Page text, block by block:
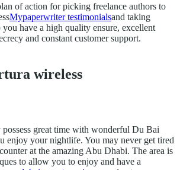
of action for picking freelance authors to
Mypaperwriter testimonialsand taking
have a high quality ensure, excellent
and constant customer support.
wireless
great time with wonderful Du Bai
enjoy your nightlife. You may never get tired
at the amazing Abu Dhabi. The area is
to allow you to enjoy and have a